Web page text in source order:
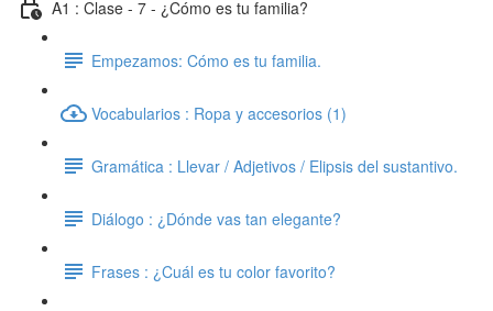
A1 : Clase - 7 - ¿Cómo es tu familia?
Empezamos: Cómo es tu familia.
Vocabularios : Ropa y accesorios (1)
Gramática : Llevar / Adjetivos / Elipsis del sustantivo.
Diálogo : ¿Dónde vas tan elegante?
Frases : ¿Cuál es tu color favorito?